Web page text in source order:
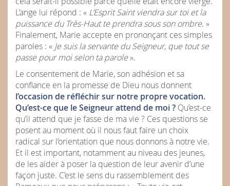
L’ange lui répond : « L’Esprit Saint viendra sur toi et la
puissance du Très-Haut te prendra sous son ombre. »
Finalement, Marie accepte en prononçant ces simples
paroles : « Je suis la servante du Seigneur, que tout se
passe pour moi selon ta parole».
Le consentement de Marie, son adhésion et sa
confiance en la promesse de Dieu nous donnent
l’occasion de réfléchir sur notre propre vocation.
Qu’est-ce que le Seigneur attend de moi ? Qu’est-ce
qu’il attend que je fasse de ma vie ? Ces questions se
posent au moment où il nous faut faire un choix
radical sur l’orientation que nous donnons à notre vie.
Et il est important, notamment au niveau des jeunes,
de les aider à poser la question de leur avenir d’une
façon juste. C’est le sens du rassemblement des